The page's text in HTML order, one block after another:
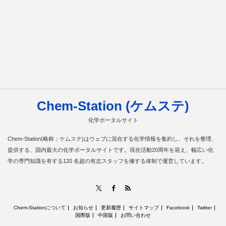
Chem-Station (ケムステ)
化学ポータルサイト
Chem-Station(略称：ケムステ)はウェブに混在する化学情報を集約し、それを整理、
提供する、国内最大の化学ポータルサイトです。現在活動20周年を迎え、幅広い化
学の専門知識を有する120 名超の有志スタッフを擁する体制で運営しています。
Facebook
Chem-Stationについて お知らせ 更新履歴 サイトマップ Facebook
Twitter
国際版
中国版 お問い合わせ